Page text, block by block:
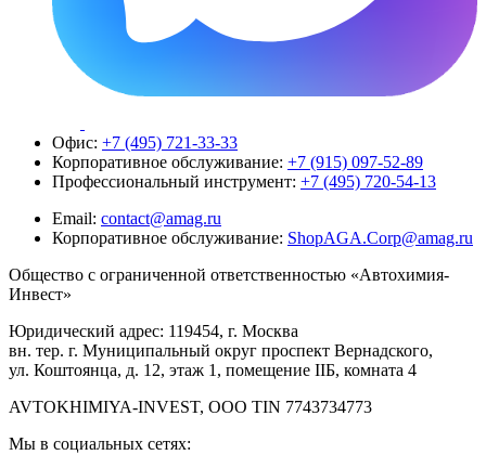
Офис: +7 (495) 721-33-33
Корпоративное обслуживание: +7 (915) 097-52-89
Профессиональный инструмент: +7 (495) 720-54-13
Email: contact@amag.ru
Корпоративное обслуживание: ShopAGA.Corp@amag.ru
Общество с ограниченной ответственностью «Автохимия-
Инвест»
Юридический адрес: 119454, г. Москва
вн. тер. г. Муниципальный округ проспект Вернадского,
ул. Коштоянца, д. 12, этаж 1, помещение IIБ, комната 4
AVTOKHIMIYA-INVEST, OOO TIN 7743734773
Мы в социальных сетях: